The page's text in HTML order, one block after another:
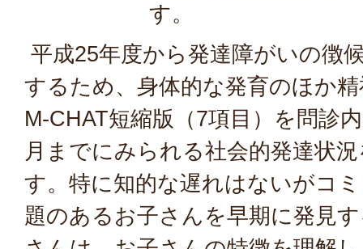
す。
平成25年度から発達障がいの徴
するため、身体的な発育のほか
M-CHAT短縮版（7項目）を問診
月までにみられる社会的発達状
す。特に知的な遅れはないがコ
題のあるお子さんを早期に発見